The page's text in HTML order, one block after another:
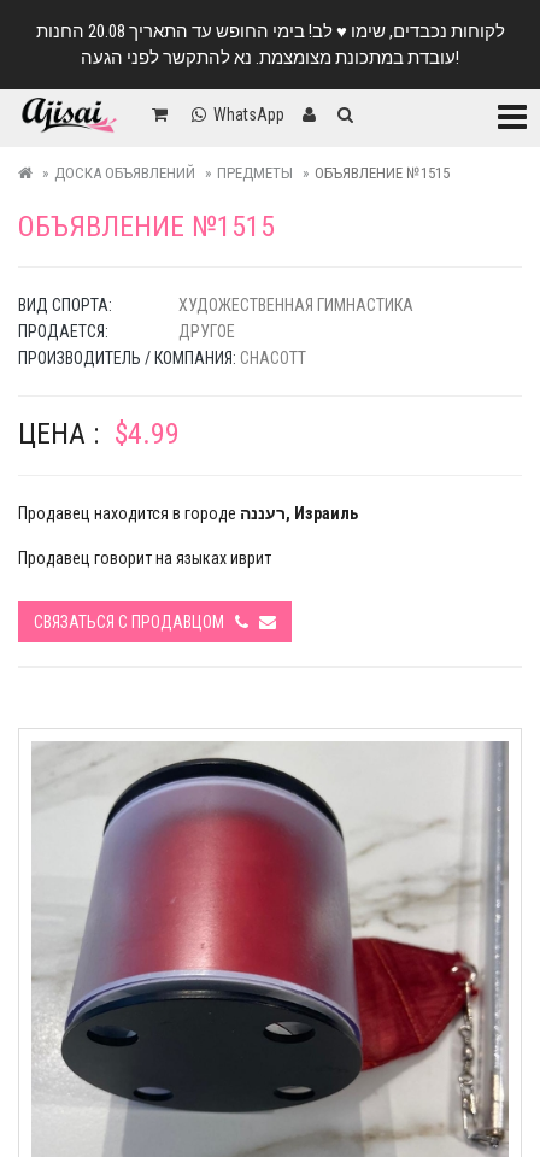
לקוחות נכבדים, שימו ♥️ לב! בימי החופש עד התאריך 20.08 החנות
עובדת במתכונת מצומצמת. נא להתקשר לפני הגעה!
WhatsApp
ДОСКА ОБЪЯВЛЕНИЙ ПРЕДМЕТЫ ОБЪЯВЛЕНИЕ №1515
ОБЪЯВЛЕНИЕ №1515
ВИД СПОРТА:
ХУДОЖЕСТВЕННАЯ ГИМНАСТИКА
ПРОДАЕТСЯ:
ДРУГОЕ
ПРОИЗВОДИТЕЛЬ / КОМПАНИЯ: CHACOTT
ЦЕНА : $4.99
Продавец находится в городе רעננה, Израиль
Продавец говорит на языках иврит
СВЯЗАТЬСЯ С ПРОДАВЦОМ